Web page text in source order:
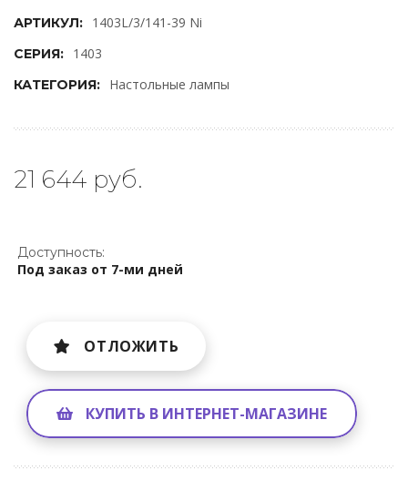
АРТИКУЛ: 1403L/3/141-39 Ni
СЕРИЯ: 1403
КАТЕГОРИЯ: Настольные лампы
21 644 руб.
Доступность:
Под заказ от 7-ми дней
ОТЛОЖИТЬ
КУПИТЬ В ИНТЕРНЕТ-МАГАЗИНЕ